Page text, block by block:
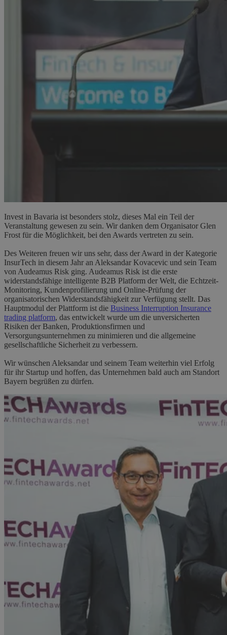
Invest in Bavaria ist besonders stolz, dieses Mal ein Teil der
Veranstaltung gewesen zu sein. Wir danken dem Organisator Glen
Frost für die Möglichkeit, bei den Awards vertreten zu sein.
Des Weiteren freuen wir uns sehr, dass der Award in der Kategorie
InsurTech in diesem Jahr an Aleksandar Kovacevic und sein Team
von Audeamus Risk ging. Audeamus Risk ist die erste
widerstandsfähige intelligente B2B Platform der Welt, die Echtzeit-
Monitoring, Kundenprofilierung und Online-Prüfung der
organisatorischen Widerstandsfähigkeit zur Verfügung stellt. Das
Hauptmodul der Plattform ist die Business Interruption Insurance
trading platform, das entwickelt wurde um die unversicherten
Risiken der Banken, Produktionsfirmen und
Versorgungsunternehmen zu minimieren und die allgemeine
gesellschaftliche Sicherheit zu verbessern.
Wir wünschen Aleksandar und seinem Team weiterhin viel Erfolg
für ihr Startup und hoffen, das Unternehmen bald auch am Standort
Bayern begrüßen zu dürfen.